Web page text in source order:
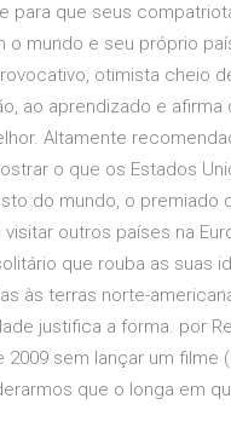
para que seus
o mundo e seu próprio
otimista cheio
ao aprendizado e afirma
Altamente
o que os Estados
do mundo, o premiado
outros países na
que rouba as suas
às terras norte-
justifica a forma. por
2009 sem lançar um filme
que o longa em